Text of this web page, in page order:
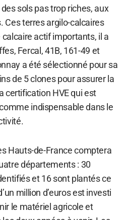
sols pas trop riches, aux
Ces terres argilo-calcaires
actif importants, il a
Fercal, 41B, 161-49 et
a été sélectionné pour sa
de 5 clones pour assurer la
certification HVE qui est
indispensable dans le
Hauts-de-France comptera
départements : 30
et 16 sont plantés ce
million d’euros est investi
le matériel agricole et